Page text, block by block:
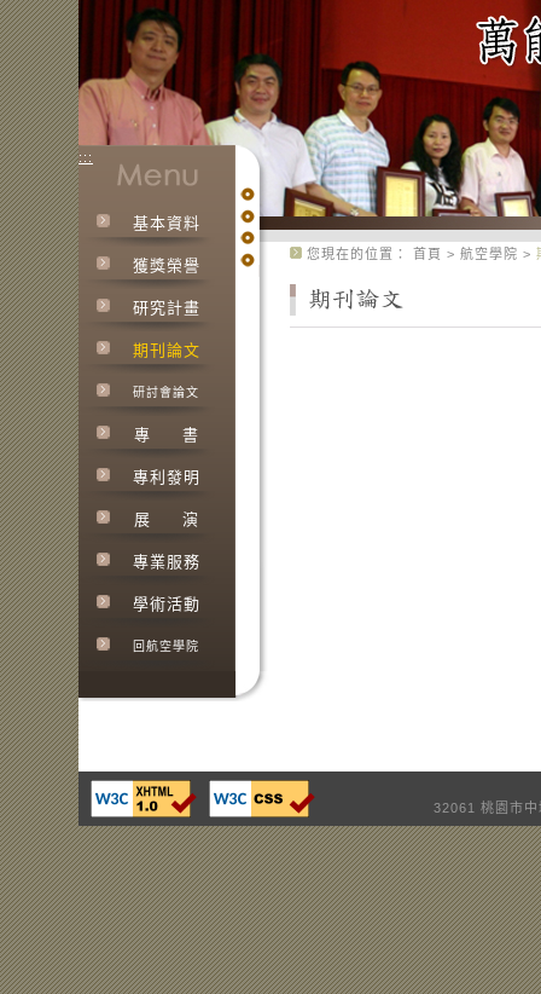
:::
基本資料
獲獎榮譽
研究計畫
期刊論文
研討會論文
專 書
專利發明
展 演
專業服務
學術活動
回航空學院
您現在的位置： 首頁 > 航空學院 >
32061 桃園市